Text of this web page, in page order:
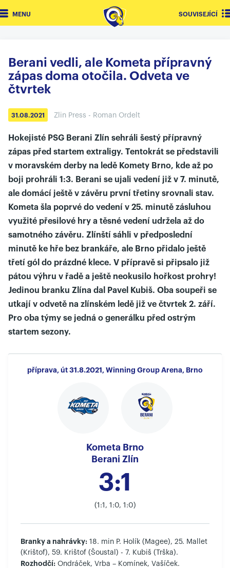
MENU SOUVISEJÍCÍ
Berani vedli, ale Kometa přípravný
zápas doma otočila. Odveta ve
čtvrtek
31.08.2021 Zlin Press - Roman Ordelt
Hokejisté PSG Berani Zlín sehráli šestý přípravný
zápas před startem extraligy. Tentokrát se představili
v moravském derby na ledě Komety Brno, kde až po
boji prohráli 1:3. Berani se ujali vedení již v 7. minutě,
ale domácí ještě v závěru první třetiny srovnali stav.
Kometa šla poprvé do vedení v 25. minutě zásluhou
využité přesilové hry a těsné vedení udržela až do
samotného závěru. Zlínští sáhli v předposlední
minutě ke hře bez brankáře, ale Brno přidalo ještě
třetí gól do prázdné klece. V přípravě si připsalo již
pátou výhru v řadě a ještě neokusilo hořkost prohry!
Jedinou branku Zlína dal Pavel Kubiš. Oba soupeři se
utkají v odvetě na zlínském ledě již ve čtvrtek 2. září.
Pro oba týmy se jedná o generálku před ostrým
startem sezony.
příprava, út 31.8.2021, Winning Group Arena, Brno
Kometa Brno
Berani Zlín
3:1
(1:1, 1:0, 1:0)
Branky a nahrávky: 18. min P. Holík (Magee), 25. Mallet
(Krištof), 59. Krištof (Šoustal) - 7. Kubiš (Trška).
Rozhodčí: Ondráček, Vrba – Komínek, Vašíček.